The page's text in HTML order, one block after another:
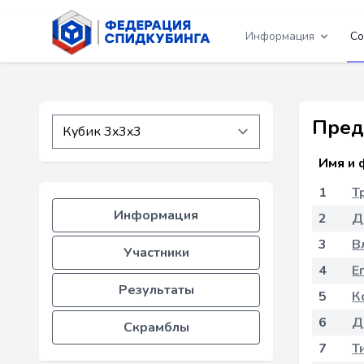
Информация
Информация
Участники
Результаты
Скрамблы
Имя и
1
2
3
4
5
6
7